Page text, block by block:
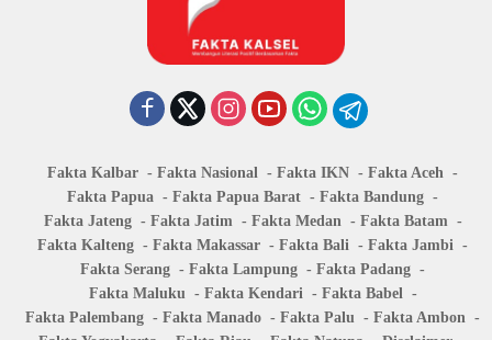
Fakta Kalbar Fakta Nasional Fakta IKN
Fakta Aceh
Fakta Papua
Fakta Papua Barat
Fakta Bandung
Fakta Jateng
Fakta Jatim Fakta Medan
Fakta Batam
Fakta Kalteng
Fakta Makassar Fakta Bali
Fakta Jambi
Fakta Serang
Fakta Lampung
Fakta Padang
Fakta Maluku
Fakta Kendari
Fakta Babel
Fakta Palembang
Fakta Manado Fakta Palu
Fakta Ambon